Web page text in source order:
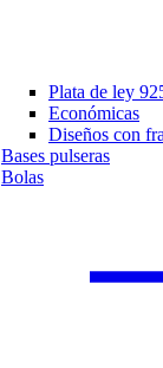
Plata de ley
Económicas
Diseños con
Bases pulseras
Bolas